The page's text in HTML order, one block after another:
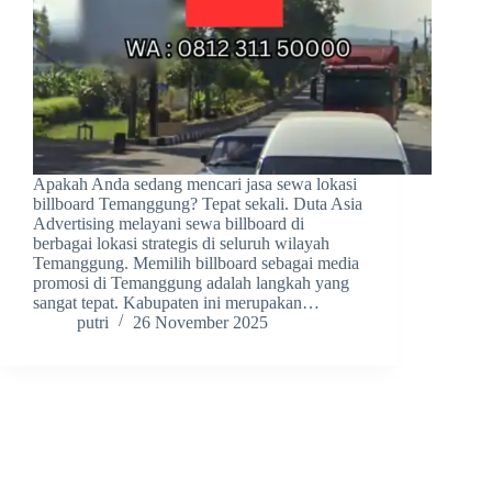
Apakah Anda sedang mencari jasa sewa lokasi
billboard Temanggung? Tepat sekali. Duta Asia
Advertising melayani sewa billboard di
berbagai lokasi strategis di seluruh wilayah
Temanggung. Memilih billboard sebagai media
promosi di Temanggung adalah langkah yang
sangat tepat. Kabupaten ini merupakan…
putri
26 November 2025